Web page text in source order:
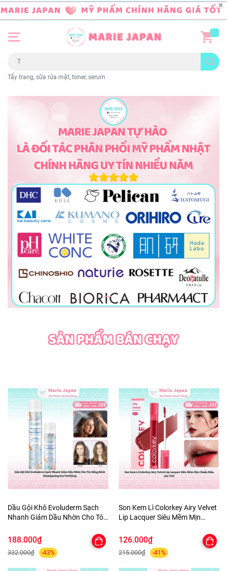
Tẩy trang, sữa rửa mặt, toner, serum
0
Dầu Gội Khô Evoluderm Sạch
Nhanh Giảm Dầu Nhờn Cho Tóc
Purifying
188.000₫
332.000₫ -43%
Son Kem Lì Colorkey Airy Velvet
Lip Lacquer Siêu Mềm Mịn
126.000₫
215.000₫ -41%